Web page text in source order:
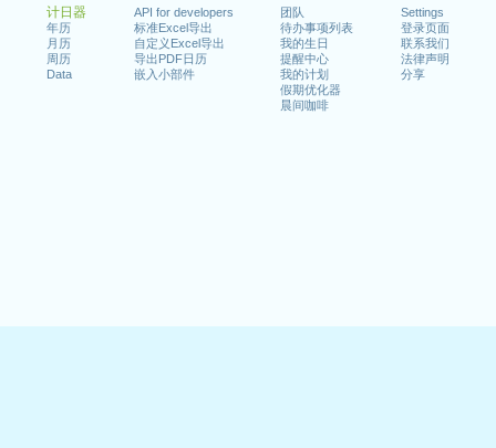
计日器
年历
月历
周历
Data
API for developers
标准Excel导出
自定义Excel导出
导出PDF日历
嵌入小部件
团队
待办事项列表
我的生日
提醒中心
我的计划
假期优化器
晨间咖啡
Settings
登录页面
联系我们
法律声明
分享